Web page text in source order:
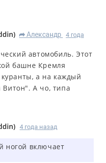
) R Александр
4 года
автомобиль. Этот
башне Кремля
а на каждый
Витон". А чо, типа
) 4 года назад
ногой включает